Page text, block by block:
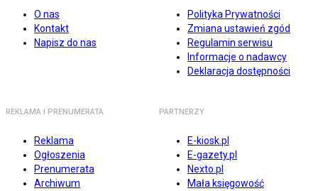
O nas
Kontakt
Napisz do nas
Polityka Prywatności
Zmiana ustawień zgód
Regulamin serwisu
Informacje o nadawcy
Deklaracja dostępności
REKLAMA I PRENUMERATA
Reklama
Ogłoszenia
Prenumerata
Archiwum
PARTNERZY
E-kiosk.pl
E-gazety.pl
Nexto.pl
Mała księgowość